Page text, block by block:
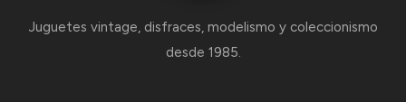
Juguetes vintage, disfraces, modelismo y coleccionismo
desde 1985.